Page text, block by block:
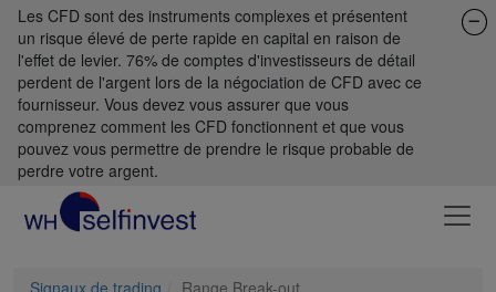
Les CFD sont des instruments complexes et présentent
un risque élevé de perte rapide en capital en raison de
l'effet de levier. 76% de comptes d'investisseurs de détail
perdent de l'argent lors de la négociation de CFD avec ce
fournisseur. Vous devez vous assurer que vous
comprenez comment les CFD fonctionnent et que vous
pouvez vous permettre de prendre le risque probable de
perdre votre argent.